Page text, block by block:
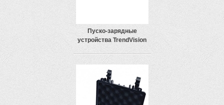
Пуско-зарядные
устройства TrendVision